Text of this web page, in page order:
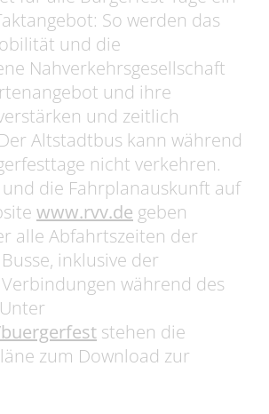
So werden das
und die
Nahverkehrsgesellschaft
und ihre
und zeitlich
Altstadtbus kann während
nicht verkehren.
und die Fahrplanauskunft auf
www.rvv.de geben
alle Abfahrtszeiten der
inklusive der
während des
stehen die
zum Download zur